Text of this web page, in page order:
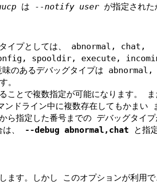
は --notify userが指定された
タイプとしては、 abnormal, chat,
spooldir, execute,
のあるデバッグタイプは abnormal,
ことで複数指定が可能になります。
ドライン中に複数存在してもかまい
ら指定した番号までの デバッグタイ
は、 --debug abnormal,chat と指
ます。しかし このオプションが利用